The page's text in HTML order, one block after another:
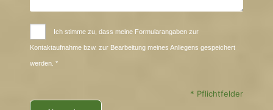
Ich stimme zu, dass meine Formularangaben zur
Kontaktaufnahme bzw. zur Bearbeitung meines Anliegens gespeichert
werden. *
* Pflichtfelder